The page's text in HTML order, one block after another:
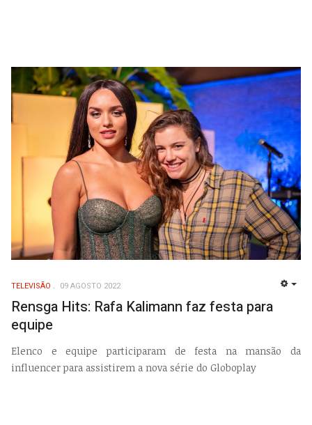
TELEVISÃO 09 AGOSTO 2022
Rensga Hits: Rafa Kalimann faz festa para
equipe
Elenco e equipe participaram de festa na mansão da
influencer para assistirem a nova série do Globoplay